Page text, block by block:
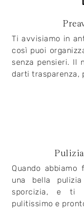
Ti avvisiamo in
così puoi
senza pensieri. Il
darti trasparenza,
Quando
una bella
sporcizia, e ti
pulitissimo e